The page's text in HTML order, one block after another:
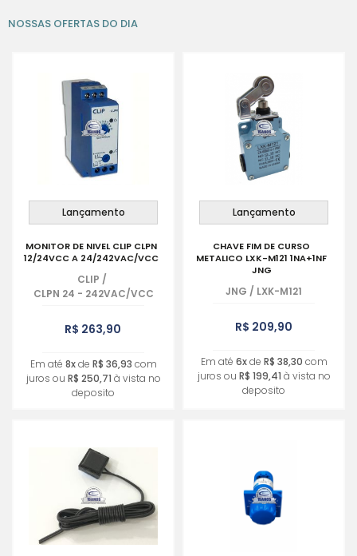
NOSSAS OFERTAS DO DIA
Lançamento
MONITOR DE NIVEL CLIP CLPN
12/24VCC A 24/242VAC/VCC
CLIP /
CLPN 24 - 242VAC/VCC
R$ 263,90
Em até 8xde R$ 36,93 com
juros ou R$ 250,71 à vista no
deposito
Lançamento
CHAVE FIM DE CURSO
METALICO LXK-M121 1NA+1NF
JNG
JNG / LXK-M121
R$ 209,90
Em até 6xde R$ 38,30 com
juros ou R$ 199,41 à vista no
deposito